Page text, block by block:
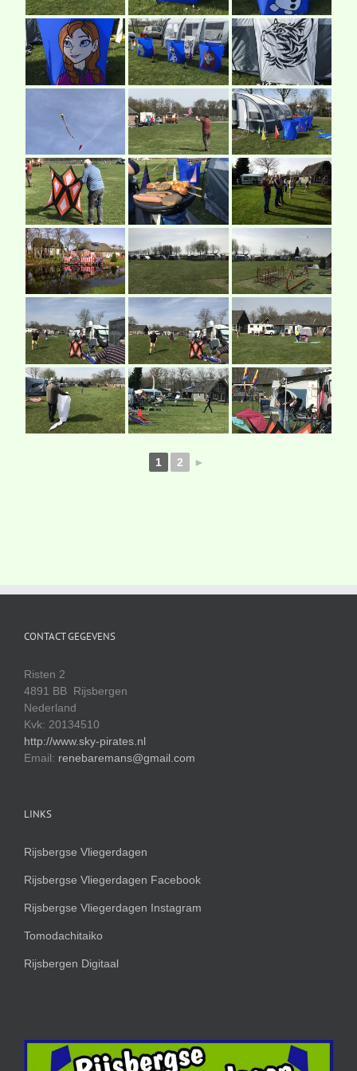
1 2 ►
CONTACT GEGEVENS
Risten 2
4891 BB Rijsbergen
Nederland
Kvk: 20134510
http://www.sky-pirates.nl
Email: renebaremans@gmail.com
LINKS
Rijsbergse Vliegerdagen
Rijsbergse Vliegerdagen Facebook
Rijsbergse Vliegerdagen Instagram
Tomodachitaiko
Rijsbergen Digitaal